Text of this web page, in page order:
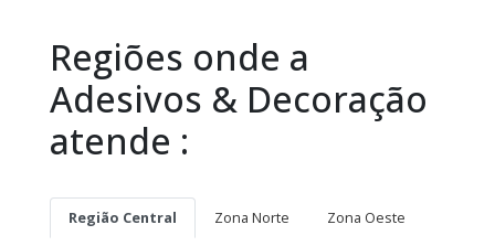
Regiões onde a
Adesivos & Decoração
atende :
Região Central Zona Norte
Zona Oeste